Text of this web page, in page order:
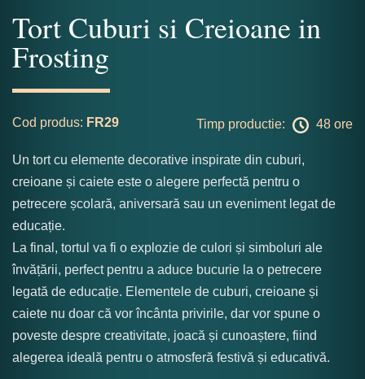
Tort Cuburi si Creioane in
Frosting
Cod produs: FR29 Timp productie: 48 ore
Un tort cu elemente decorative inspirate din cuburi,
creioane și caiete este o alegere perfectă pentru o
petrecere școlară, aniversară sau un eveniment legat de
educație.
La final, tortul va fi o explozie de culori și simboluri ale
învățării, perfect pentru a aduce bucurie la o petrecere
legată de educație. Elementele de cuburi, creioane și
caiete nu doar că vor încânta privirile, dar vor spune o
poveste despre creativitate, joacă și cunoaștere, fiind
alegerea ideală pentru o atmosferă festivă și educativă.